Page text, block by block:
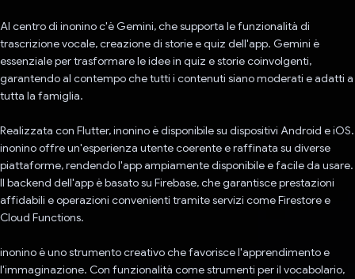
Al centro di inonino c'è Gemini, che supporta le funzionalità di
trascrizione vocale, creazione di storie e quiz dell'app. Gemini è
essenziale per trasformare le idee in quiz e storie coinvolgenti,
garantendo al contempo che tutti i contenuti siano moderati e adatti a
tutta la famiglia.
Realizzata con Flutter, inonino è disponibile su dispositivi Android e iOS.
inonino offre un'esperienza utente coerente e raffinata su diverse
piattaforme, rendendo l'app ampiamente disponibile e facile da usare.
Il backend dell'app è basato su Firebase, che garantisce prestazioni
affidabili e operazioni convenienti tramite servizi come Firestore e
Cloud Functions.
inonino è uno strumento creativo che favorisce l'apprendimento e
l'immaginazione. Con funzionalità come strumenti per il vocabolario,